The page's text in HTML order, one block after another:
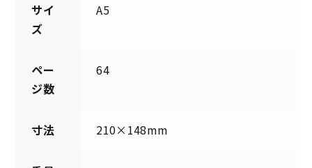
サイ
ズ
A5
ペー
ジ数
64
寸法 210×148mm